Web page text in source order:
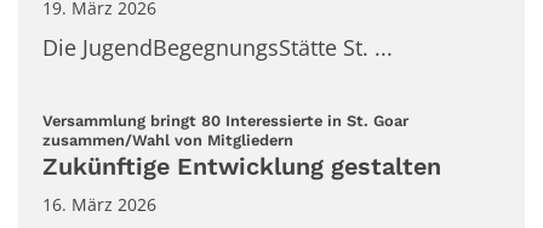
19. März 2026
Die JugendBegegnungsStätte St. ...
Versammlung bringt 80 Interessierte in St. Goar
zusammen/Wahl von Mitgliedern
Zukünftige Entwicklung gestalten
16. März 2026